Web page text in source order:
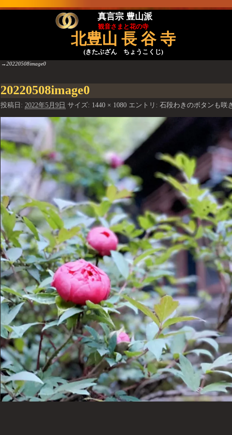
真言宗 豊山派
観音さまと花の寺
北豊山 長 谷 寺
(きたぶざん ちょうこくじ)
→20220508image0
20220508image0
投稿日: 2022年5月9日 サイズ: 1440 × 1080 エントリ: 石段わきのボタンも咲